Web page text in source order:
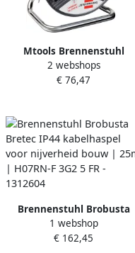
Mtools Brennenstuhl
Garant IP44 kabelhaspel
25m AT-N05V3V3-F 3G1 5
2 webshops
€ 76,47
Brennenstuhl Brobusta
Bretec IP44 kabelhaspel
voor nijverheid bouw | 25m
1 webshop
€ 162,45